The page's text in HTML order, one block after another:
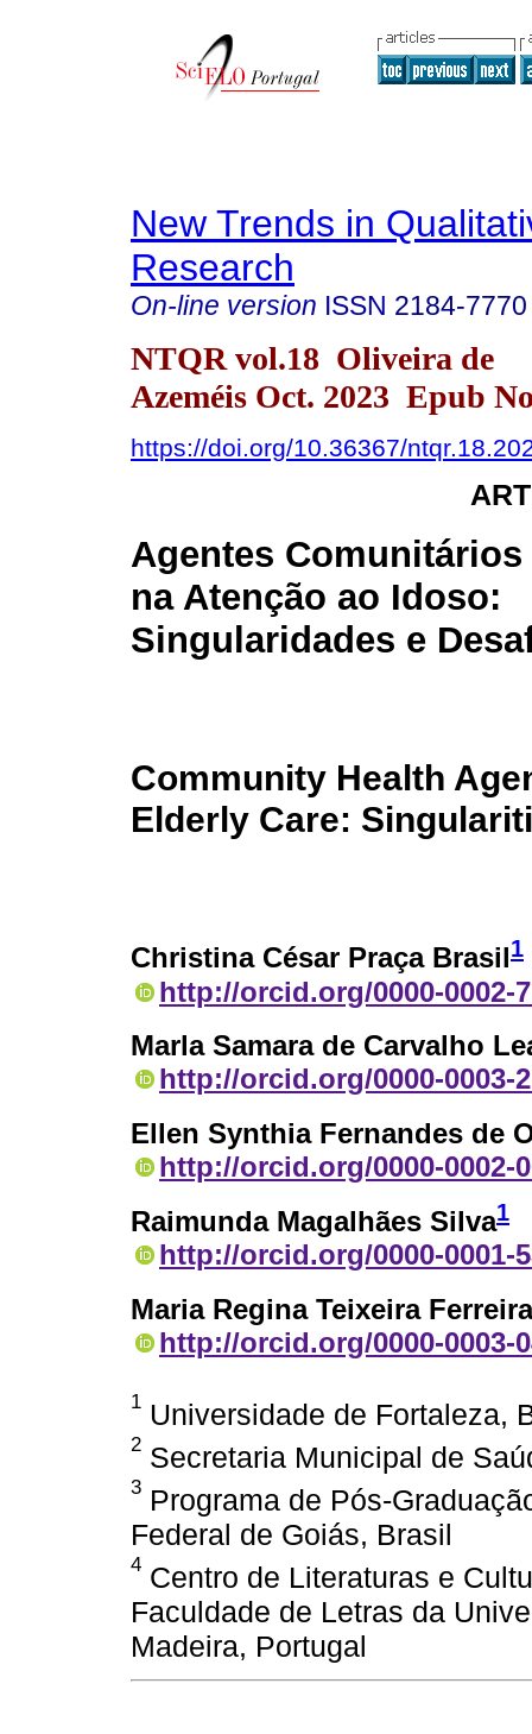
New Trends in
Research
On-line version ISSN 2184-7770
NTQR vol.18 Oliveira de
Azeméis Oct. 2023 Epub
https://doi.org/10.36367/
Agentes Comunitários
na Atenção ao Idoso:
Singularidades e
Community Health
Elderly Care:
Christina César Praça Brasil1
http://orcid.org/0000-0002-
Marla Samara de Carvalho
http://orcid.org/0000-0003-
Ellen Synthia Fernandes de
http://orcid.org/0000-0002-
Raimunda Magalhães Silva1
http://orcid.org/0000-0001-
Maria Regina Teixeira
http://orcid.org/0000-0003-
1 Universidade de Fortaleza,
2 Secretaria Municipal de
3 Programa de Pós-
Federal de Goiás, Brasil
4 Centro de Literaturas e
Faculdade de Letras da
Madeira, Portugal